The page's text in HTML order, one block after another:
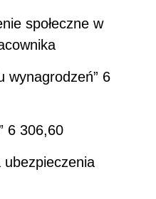
społeczne w
wynagrodzeń” 6
6 306,60
ubezpieczenia